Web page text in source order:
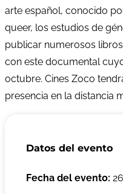
arte español, conocido
queer, los estudios de
publicar numerosos
con este documental
octubre. Cines Zoco
presencia en la distancia
Datos del evento
Fecha del evento: